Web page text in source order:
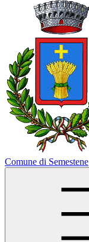
Comune di Semestene